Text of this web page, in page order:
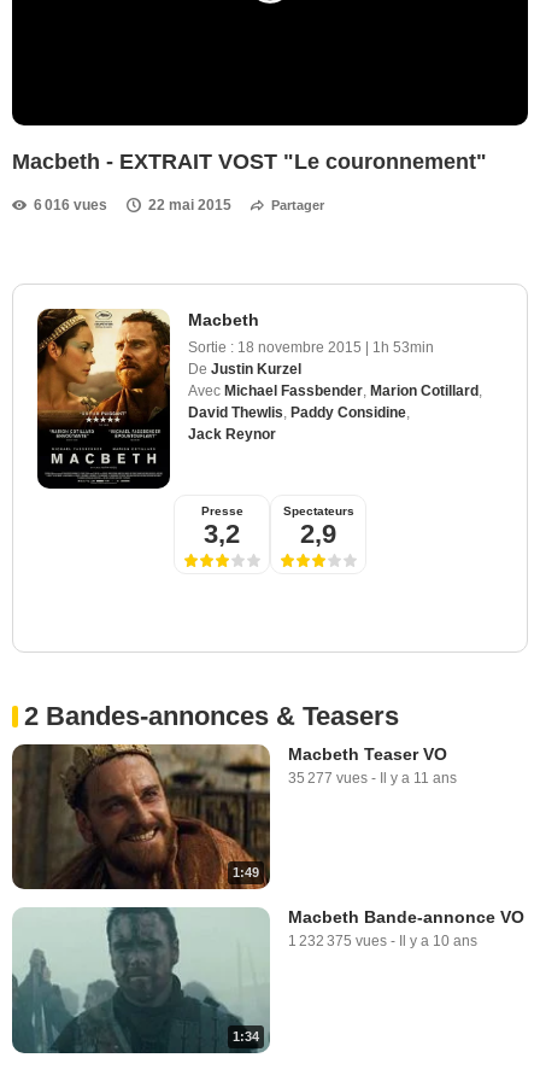
Macbeth - EXTRAIT VOST "Le couronnement"
6 016 vues 22 mai 2015 Partager
Macbeth
Sortie : 18 novembre 2015 | 1h 53min
De Justin Kurzel
Avec Michael Fassbender Marion Cotillard
David Thewlis Paddy Considine
Jack Reynor
Presse
3,2
Spectateurs
2,9
2 Bandes-annonces & Teasers
1:49
Macbeth Teaser VO
35 277 vues - Il y a 11 ans
1:34
Macbeth Bande-annonce VO
1 232 375 vues - Il y a 10 ans